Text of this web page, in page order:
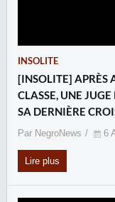
INSOLITE
[INSOLITE] APRÈS
CLASSE, UNE
SA DERNIÈRE
Par NegroNews 6
Lire plus